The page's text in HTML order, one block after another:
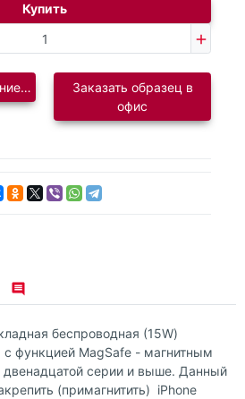
Купить
логотипаЗаказать образец в
офис
беспроводная (15W)
с функцией MagSafe - магнитным
серии и выше. Данный
(примагнитить) iPhone